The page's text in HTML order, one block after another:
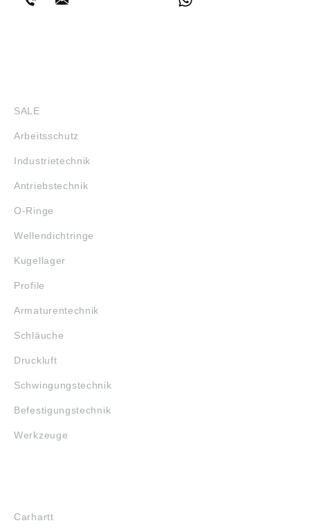
SALE
Arbeitsschutz
Industrietechnik
Antriebstechnik
O-Ringe
Wellendichtringe
Kugellager
Profile
Armaturentechnik
Schläuche
Druckluft
Schwingungstechnik
Befestigungstechnik
Werkzeuge
Carhartt